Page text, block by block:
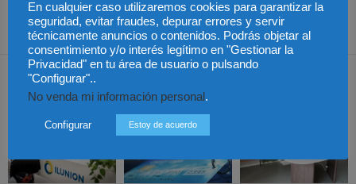
Coches aún no han
reclamado
2025?
Artículos relacionados
En cualquier caso utilizaremos cookies para garantizar la
seguridad, evitar fraudes, depurar errores y servir
técnicamente anuncios o contenidos. Podrás objetar al
consentimiento y/o interés legítimo en "Gestionar la
Privacidad" en tu área de usuario o pulsando
"Configurar"..
No venda mi información personal .
Configurar Estoy de acuerdo